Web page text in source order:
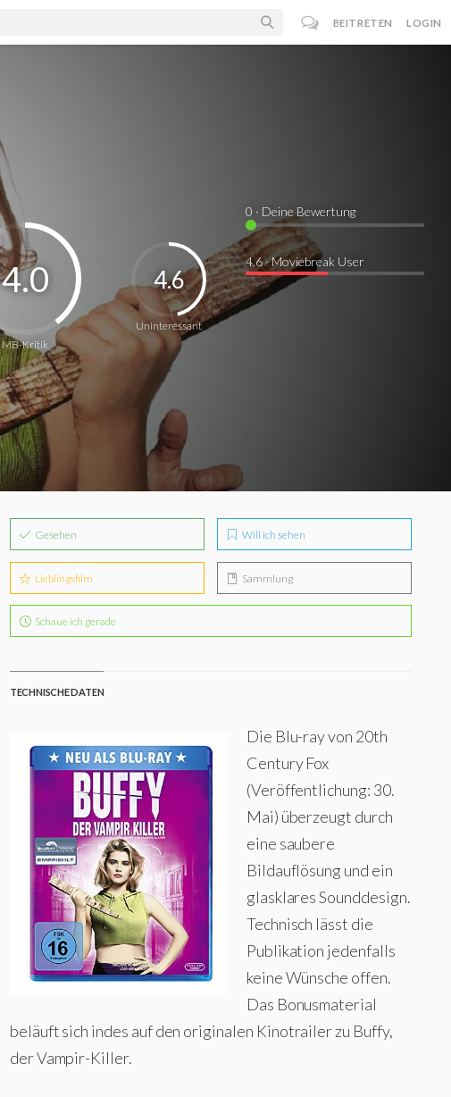
BEITRETEN LOGIN
MB-Kritik
4.0
Uninteressant
4.6
0 · Deine Bewertung
4.6 · Moviebreak User
Gesehen Will ich sehen
Lieblingsfilm Sammlung
Schaue ich gerade
TECHNISCHE DATEN
Die Blu-ray von 20th
Century Fox
(Veröffentlichung: 30.
Mai) überzeugt durch
eine saubere
Bildauflösung und ein
glasklares Sounddesign.
Technisch lässt die
Publikation jedenfalls
keine Wünsche offen.
Das Bonusmaterial
beläuft sich indes auf den originalen Kinotrailer zu Buffy,
der Vampir-Killer.